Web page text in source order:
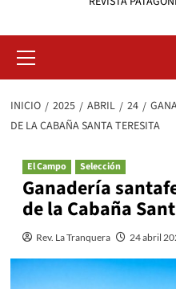
primario
INICIO 2025 ABRIL 24
DE LA CABAÑA SANTA TERESITA
El Campo Selección
Ganadería
de la Cabaña
Rev. La Tranquera 24 abril